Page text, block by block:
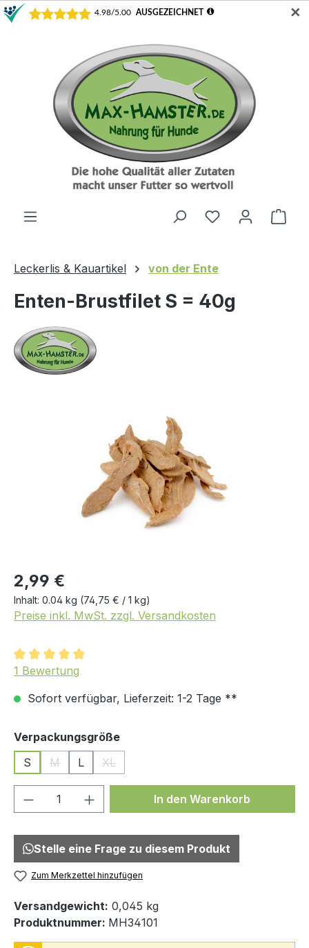
✕
Leckerlis & Kauartikel von der Ente
Enten-Brustfilet S = 40g
2,99 €
Inhalt: 0.04 kg (74,75 € / 1 kg)
Preise inkl. MwSt. zzgl. Versandkosten
Durchschnittliche Bewertung von 5 von 5 Sternen
1 Bewertung
Sofort verfügbar, Lieferzeit: 1-2 Tage **
Verpackungsgrößeauswählen
S
M
(Diese Option ist zurzeit nicht verfügbar.)
L XL
(Diese Option ist zurzeit nicht verfügbar.)
Produkt Anzahl: Gib denIn den Warenkorb
Stelle eine Frage zu diesem Produkt
Zum Merkzettel hinzufügen
Versandgewicht: 0,045 kg
Produktnummer: MH34101